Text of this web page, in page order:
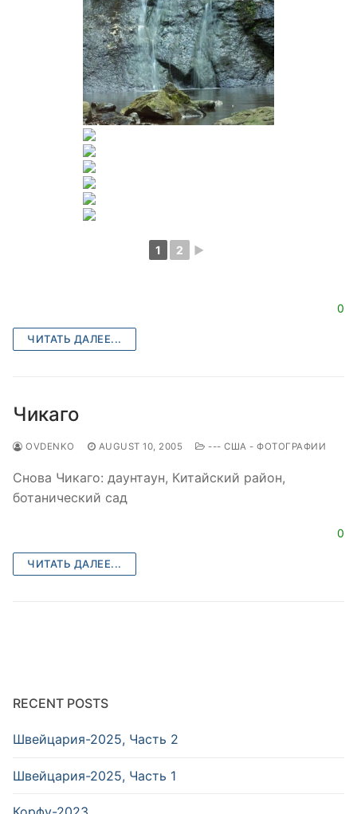
1 2 ►
0
ЧИТАТЬ ДАЛЕЕ...
Чикаго
OVDENKO AUGUST 10, 2005 --- США - ФОТОГРАФИИ
Снова Чикаго: даунтаун, Китайский район,
ботанический сад
0
ЧИТАТЬ ДАЛЕЕ...
RECENT POSTS
Швейцария-2025, Часть 2
Швейцария-2025, Часть 1